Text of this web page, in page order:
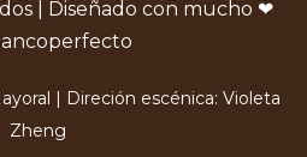
| Diseñado con mucho ❤
| Direción escénica: Violeta
Zheng